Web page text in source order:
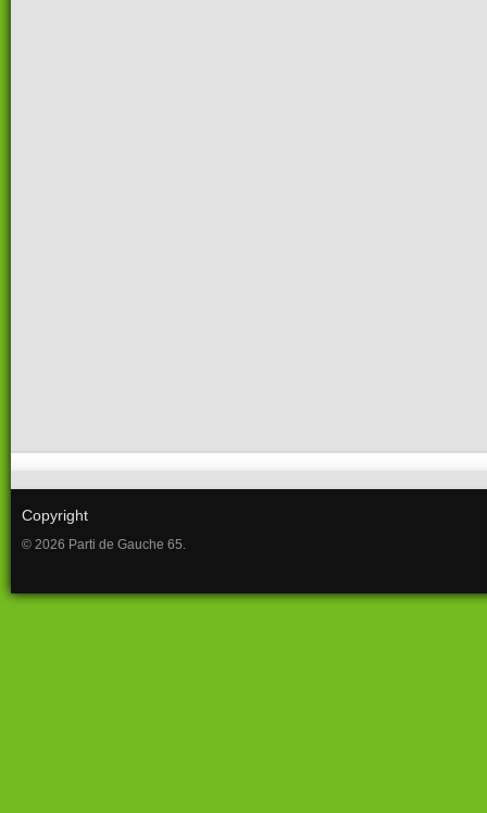
Copyright
© 2026 Parti de Gauche 65.